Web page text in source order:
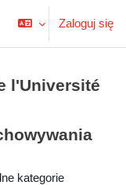
Zaloguj się
l'Université
kategorie